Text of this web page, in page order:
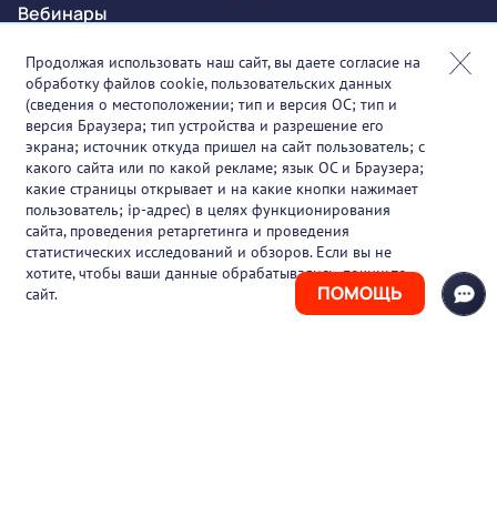
ПОМОЩЬ
Вебинары
Онлайн-события
Партнеры
О проекте
Вакансии
Блог
Контакты
Продолжая использовать наш сайт, вы даете согласие на
обработку файлов cookie, пользовательских данных
(сведения о местоположении; тип и версия ОС; тип и
версия Браузера; тип устройства и разрешение его
экрана; источник откуда пришел на сайт пользователь; с
какого сайта или по какой рекламе; язык ОС и Браузера;
какие страницы открывает и на какие кнопки нажимает
пользователь; ip-адрес) в целях функционирования
сайта, проведения ретаргетинга и проведения
статистических исследований и обзоров. Если вы не
хотите, чтобы ваши данные обрабатывались, покиньте
сайт.